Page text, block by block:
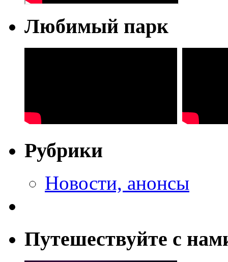
Любимый парк
Рубрики
Новости, анонсы
Путешествуйте с